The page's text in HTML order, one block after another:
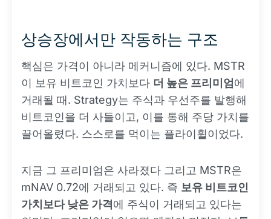
상승장에서만 작동하는 구조
핵심은 가격이 아니라 메커니즘에 있다. MSTR
이 보유 비트코인 가치보다 더 높은 프리미엄 에
거래될 때. Strategy는 주식과 우선주를 발행해
비트코인을 더 사들이고, 이를 통해 주당 가치를
끌어올렸다. 스스로를 먹이는 플라이휠이었다.
지금 그 프리미엄은 사라졌다 그리고 MSTR은
mNAV 0.72에 거래되고 있다. 즉 보유 비트코인
가치보다 낮은 가격 에 주식이 거래되고 있다는